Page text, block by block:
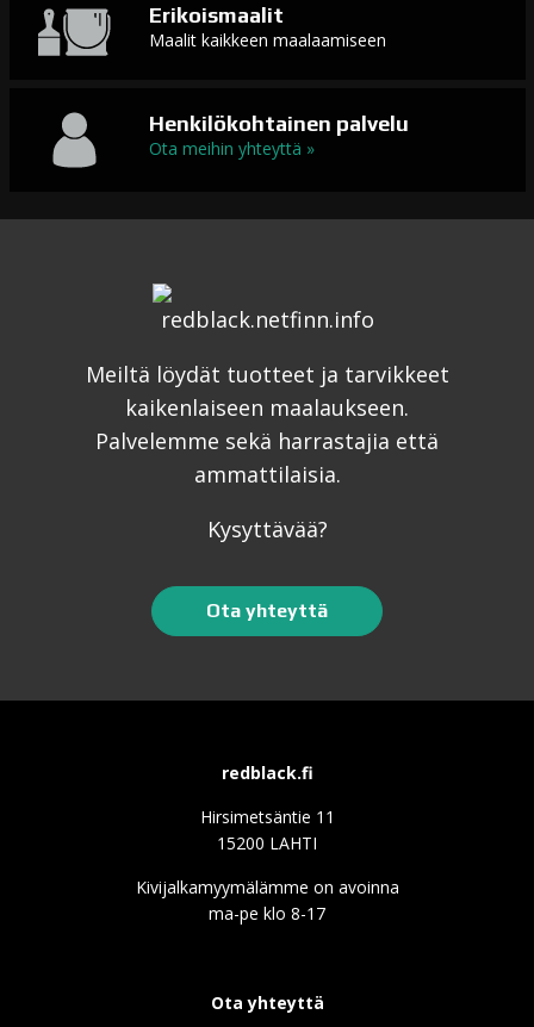
Erikoismaalit
Maalit kaikkeen maalaamiseen
Henkilökohtainen palvelu
Ota meihin yhteyttä »
Meiltä löydät tuotteet ja tarvikkeet
kaikenlaiseen maalaukseen.
Palvelemme sekä harrastajia että
ammattilaisia.
Kysyttävää?
Ota yhteyttä
redblack.fi
Hirsimetsäntie 11
15200 LAHTI
Kivijalkamyymälämme on avoinna
ma-pe klo 8-17
Ota yhteyttä